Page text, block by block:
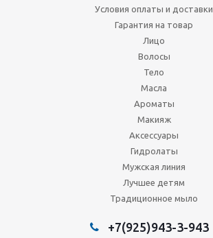
Условия оплаты и доставки
Гарантия на товар
Лицо
Волосы
Тело
Масла
Ароматы
Макияж
Аксессуары
Гидролаты
Мужская линия
Лучшее детям
Традиционное мыло
+7(925)943-3-943